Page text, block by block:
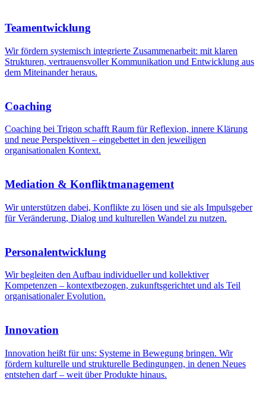
Teamentwicklung
Wir fördern systemisch integrierte Zusammenarbeit: mit klaren
Strukturen, vertrauensvoller Kommunikation und Entwicklung aus
dem Miteinander heraus.
Coaching
Coaching bei Trigon schafft Raum für Reflexion, innere Klärung
und neue Perspektiven – eingebettet in den jeweiligen
organisationalen Kontext.
Mediation & Konfliktmanagement
Wir unterstützen dabei, Konflikte zu lösen und sie als Impulsgeber
für Veränderung, Dialog und kulturellen Wandel zu nutzen.
Personalentwicklung
Wir begleiten den Aufbau individueller und kollektiver
Kompetenzen – kontextbezogen, zukunftsgerichtet und als Teil
organisationaler Evolution.
Innovation
Innovation heißt für uns: Systeme in Bewegung bringen. Wir
fördern kulturelle und strukturelle Bedingungen, in denen Neues
entstehen darf – weit über Produkte hinaus.